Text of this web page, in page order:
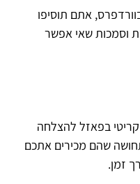
אתם תוסיפו
וסמכות שאי אפשר
בפאזל להצלחה
שהם מכירים אתכם
זמן.